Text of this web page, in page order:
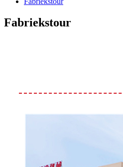
Fabriekstour